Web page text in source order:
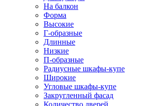
На балкон
Форма
Высокие
Г-образные
Длинные
Низкие
П-образные
Радиусные шкафы-купе
Широкие
Угловые шкафы-купе
Закругленный фасад
Количество дверей